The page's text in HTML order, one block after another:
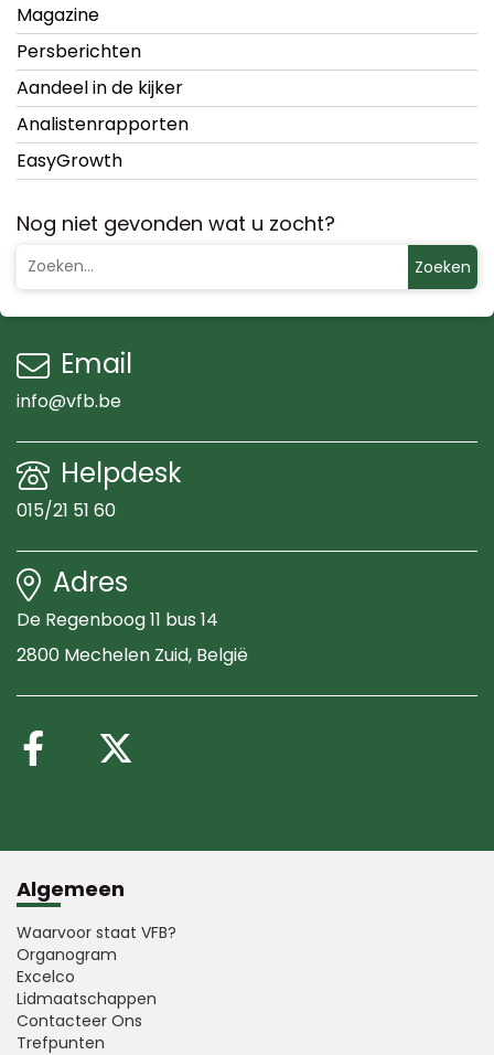
Magazine
Persberichten
Aandeel in de kijker
Analistenrapporten
EasyGrowth
Nog niet gevonden wat u zocht?
Zoeken
Email
info@vfb.be
Helpdesk
015/21 51 60
Adres
De Regenboog 11 bus 14
2800 Mechelen Zuid, België
Volg ons op Facebook
Algemeen
Waarvoor staat VFB?
Organogram
Excelco
Lidmaatschappen
Contacteer Ons
Trefpunten